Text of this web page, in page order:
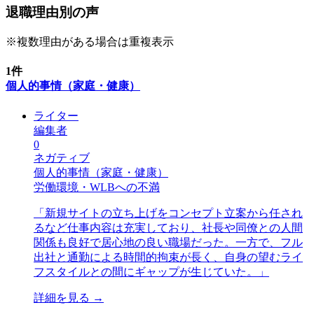
退職理由別の声
※複数理由がある場合は重複表示
1件
個人的事情（家庭・健康）
ライター
編集者
0
ネガティブ
個人的事情（家庭・健康）
労働環境・WLBへの不満
「 新規サイトの立ち上げをコンセプト立案から任され
るなど仕事内容は充実しており、社長や同僚との人間
関係も良好で居心地の良い職場だった。一方で、フル
出社と通勤による時間的拘束が長く、自身の望むライ
フスタイルとの間にギャップが生じていた。
」
詳細を見る →